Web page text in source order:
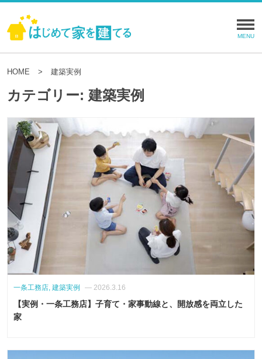
HOME 建築実例
カテゴリー: 建築実例
一条工務店, 建築実例 — 2026.3.16
【実例・一条工務店】子育て・家事動線と、開放感を両立した
家